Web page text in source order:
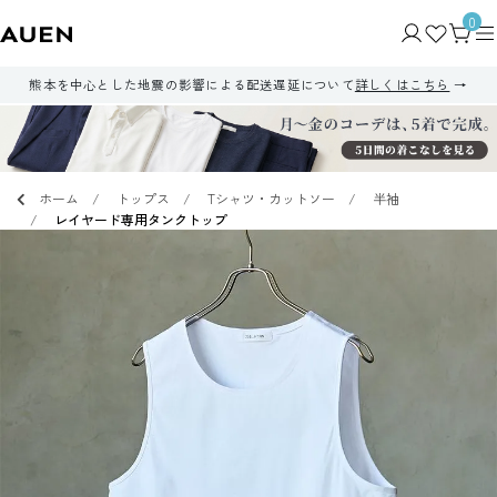
0
熊本を中心とした地震の影響による配送遅延について詳しくはこちら
ホーム トップス Tシャツ・カットソー
半袖
レイヤード専用タンクトップ